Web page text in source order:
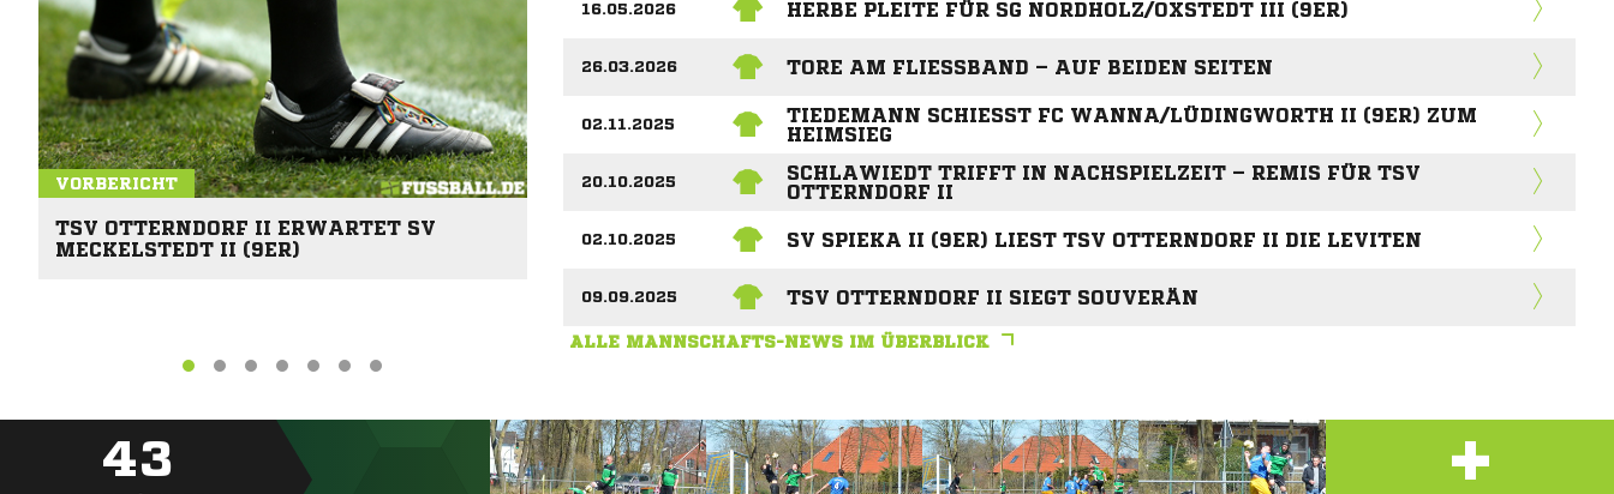
VORBERICHT
TSV OTTERNDORF II ERWARTET SV
MECKELSTEDT II (9ER)
16.05.2026 HERBE PLEITE FÜR SG NORDHOLZ/OXSTEDT III (9ER)
26.03.2026 TORE AM FLIESSBAND – AUF BEIDEN SEITEN
02.11.2025
TIEDEMANN SCHIESST FC WANNA/LÜDINGWORTH II (9ER) ZUM H
EIMSIEG
20.10.2025
SCHLAWIEDT TRIFFT IN NACHSPIELZEIT – REMIS FÜR TSV
OTTERNDORF II
02.10.2025 SV SPIEKA II (9ER) LIEST TSV OTTERNDORF II DIE LEVITEN
09.09.2025 TSV OTTERNDORF II SIEGT SOUVERÄN
ALLE MANNSCHAFTS-NEWS IM ÜBERBLICK
43 +